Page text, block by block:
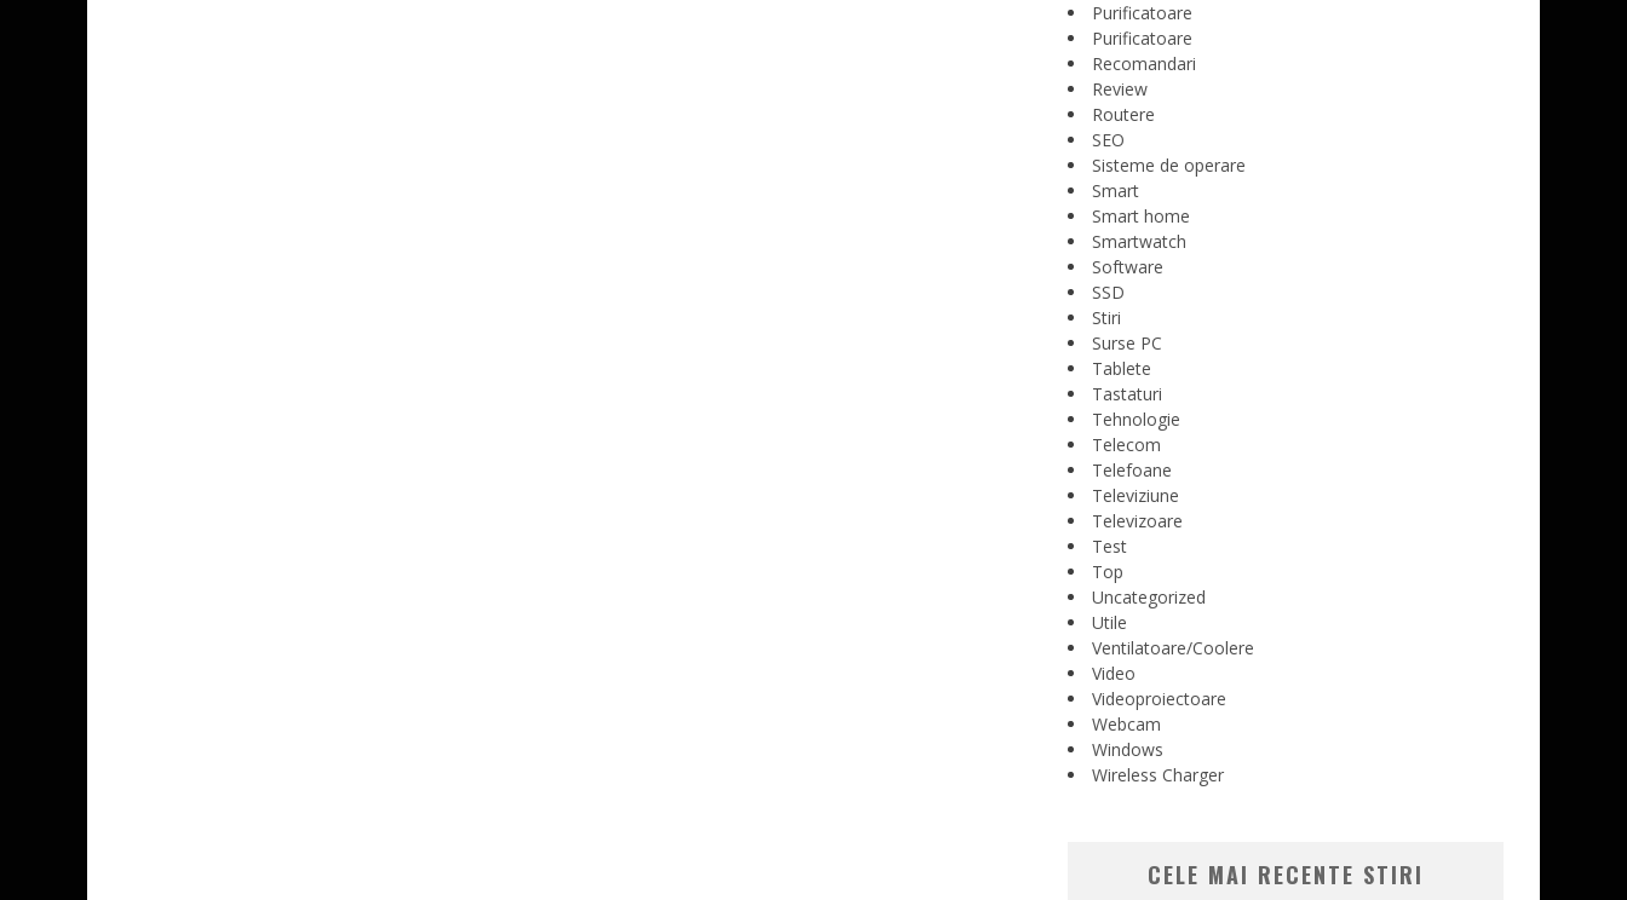
Purificatoare
Purificatoare
Recomandari
Review
Routere
SEO
Sisteme de operare
Smart
Smart home
Smartwatch
Software
SSD
Stiri
Surse PC
Tablete
Tastaturi
Tehnologie
Telecom
Telefoane
Televiziune
Televizoare
Test
Top
Uncategorized
Utile
Ventilatoare/Coolere
Video
Videoproiectoare
Webcam
Windows
Wireless Charger
CELE MAI RECENTE STIRI